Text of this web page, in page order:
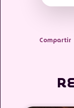
Compartir